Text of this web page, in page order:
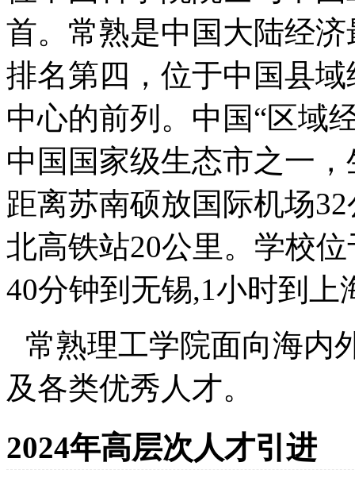
首。常熟是中国大陆经
排名第四，位于中国县
中心的前列。中国“区域
中国国家级生态市之一
距离苏南硕放国际机场32
北高铁站20公里。学校
40分钟到无锡,1小时到上
常熟理工学院面向海内
及各类优秀人才。
2024年高层次人才引进